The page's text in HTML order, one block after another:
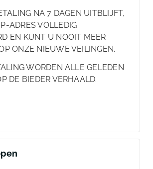
NA 7 DAGEN UITBLIJFT,
ADRES VOLLEDIG
EN KUNT U NOOIT MEER
ONZE NIEUWE VEILINGEN.
WORDEN ALLE GELEDEN
DE BIEDER VERHAALD.